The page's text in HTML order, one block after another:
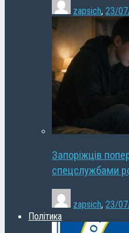
zapsich, 23/
Запоріжців
спецслужбами
zapsich, 23/
Політика